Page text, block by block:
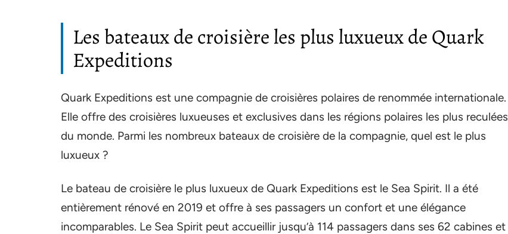
Les bateaux de croisière les plus luxueux de Quark
Expeditions
Quark Expeditions est une compagnie de croisières polaires de renommée internationale.
Elle offre des croisières luxueuses et exclusives dans les régions polaires les plus reculées
du monde. Parmi les nombreux bateaux de croisière de la compagnie, quel est le plus
luxueux ?
Le bateau de croisière le plus luxueux de Quark Expeditions est le Sea Spirit. Il a été
entièrement rénové en 2019 et offre à ses passagers un confort et une élégance
incomparables. Le Sea Spirit peut accueillir jusqu’à 114 passagers dans ses 62 cabines et